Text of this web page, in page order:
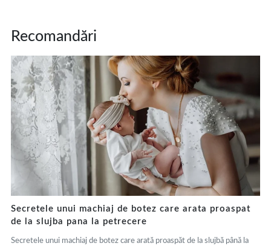
Recomandări
Secretele unui machiaj de botez care arata proaspat
de la slujba pana la petrecere
Secretele unui machiaj de botez care arată proaspăt de la slujbă până la